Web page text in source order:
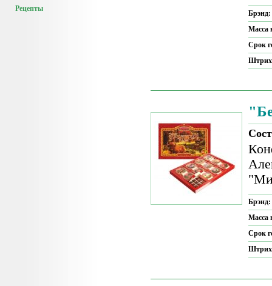
Рецепты
Брэнд:
Масса
Срок
Брэнд:
Масса
Срок